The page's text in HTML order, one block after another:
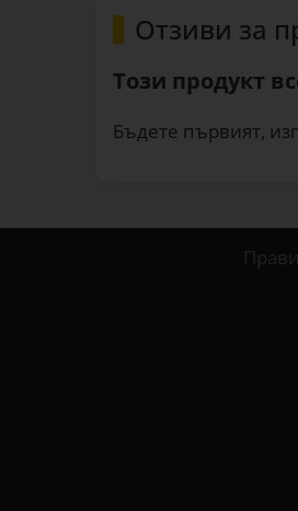
Отзиви за
Този продукт
Бъдете първият,